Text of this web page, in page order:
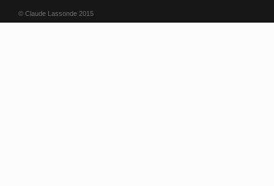
© Claude Lassonde 2015